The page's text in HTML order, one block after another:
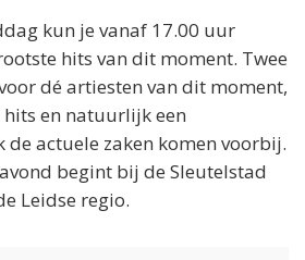
kun je vanaf 17.00 uur
hits van dit moment. Twee
dé artiesten van dit moment,
en natuurlijk een
de actuele zaken komen voorbij.
begint bij de Sleutelstad
Leidse regio.